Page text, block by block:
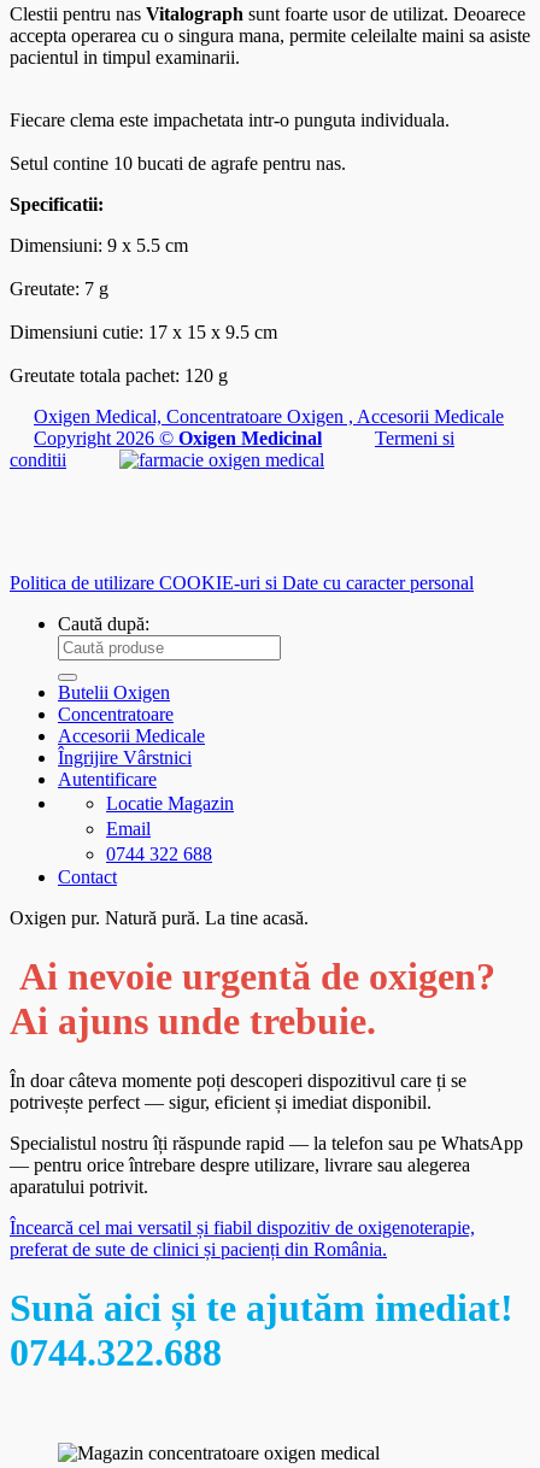
Clestii pentru nas Vitalograph sunt foarte usor de utilizat. Deoarece
accepta operarea cu o singura mana, permite celeilalte maini sa asiste
pacientul in timpul examinarii.
Fiecare clema este impachetata intr-o punguta individuala.
Setul contine 10 bucati de agrafe pentru nas.
Specificatii:
Dimensiuni: 9 x 5.5 cm
Greutate: 7 g
Dimensiuni cutie: 17 x 15 x 9.5 cm
Greutate totala pachet: 120 g
Oxigen Medical, Concentratoare Oxigen , Accesorii Medicale
Copyright 2026 © Oxigen Medicinal
Termeni si
conditii
Politica de utilizare COOKIE-uri si Date cu caracter personal
Caută după:
Butelii Oxigen
Concentratoare
Accesorii Medicale
Îngrijire Vârstnici
Autentificare
Locatie Magazin
Email
0744 322 688
Contact
Oxigen pur. Natură pură. La tine acasă.
Ai nevoie urgentă de oxigen?
Ai ajuns unde trebuie.
În doar câteva momente poți descoperi dispozitivul care ți se
potrivește perfect — sigur, eficient și imediat disponibil.
Specialistul nostru îți răspunde rapid — la telefon sau pe WhatsApp
— pentru orice întrebare despre utilizare, livrare sau alegerea
aparatului potrivit.
Încearcă cel mai versatil și fiabil dispozitiv de oxigenoterapie,
preferat de sute de clinici și pacienți din România.
Sună aici și te ajutăm imediat!
0744.322.688